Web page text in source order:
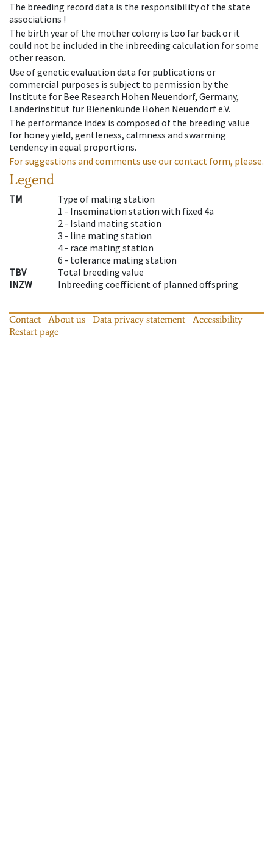
The breeding record data is the responsibility of the state
associations !
The birth year of the mother colony is too far back or it
could not be included in the inbreeding calculation for some
other reason.
Use of genetic evaluation data for publications or
commercial purposes is subject to permission by the
Institute for Bee Research Hohen Neuendorf, Germany,
Länderinstitut für Bienenkunde Hohen Neuendorf e.V.
The performance index is composed of the breeding value
for honey yield, gentleness, calmness and swarming
tendency in equal proportions.
For suggestions and comments use our contact form, please.
Legend
TM
Type of mating station
1 - Insemination station with fixed 4a
2 - Island mating station
3 - line mating station
4 - race mating station
6 - tolerance mating station
TBV
Total breeding value
INZW
Inbreeding coefficient of planned offspring
Contact About us Data privacy statement
Accessibility
Restart page